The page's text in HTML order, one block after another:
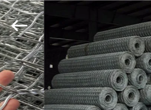
বাড়ি
পণ্য
Metal
Wire
Mesh
Products
Co.,
Ltd..
All
Rights
Reserved.